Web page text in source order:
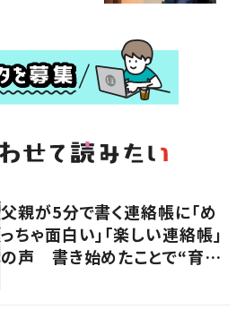
父親が5分で書く連絡帳に「め
っちゃ面白い」「楽しい連絡帳」
の声 書き始めたことで“育児